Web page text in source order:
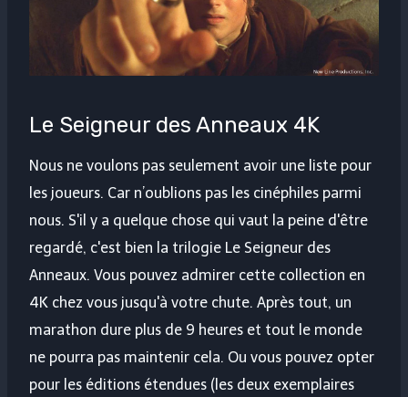
Le Seigneur des Anneaux 4K
Nous ne voulons pas seulement avoir une liste pour
les joueurs. Car n’oublions pas les cinéphiles parmi
nous. S'il y a quelque chose qui vaut la peine d'être
regardé, c'est bien la trilogie Le Seigneur des
Anneaux. Vous pouvez admirer cette collection en
4K chez vous jusqu'à votre chute. Après tout, un
marathon dure plus de 9 heures et tout le monde
ne pourra pas maintenir cela. Ou vous pouvez opter
pour les éditions étendues (les deux exemplaires